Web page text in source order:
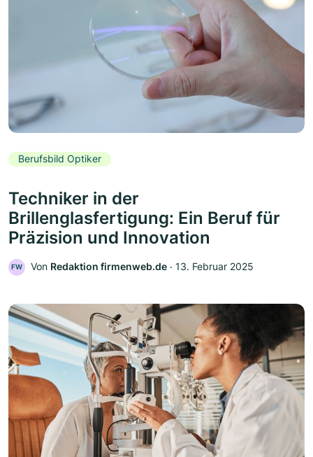
Berufsbild Optiker
Techniker in der
Brillenglasfertigung: Ein Beruf für
Präzision und Innovation
FW Von Redaktion firmenweb.de ‧ 13. Februar 2025